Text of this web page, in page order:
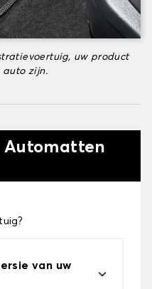
uw product
zijn.
Automatten
van uw